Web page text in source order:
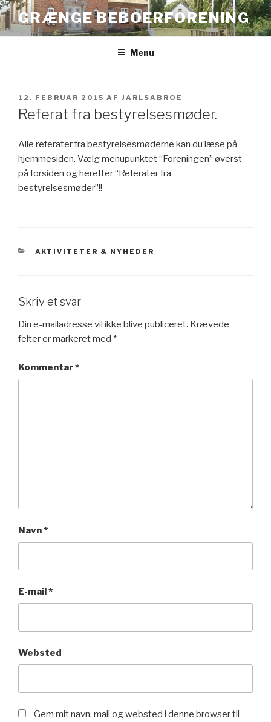
Videre
til
indhold
GRÆNGE BEBOERFORENING
Menu
UDGIVET
DEN
12. FEBRUAR 2015 AF JARLSABROE
Referat fra bestyrelsesmøder.
Alle referater fra bestyrelsesmøderne kan du læse på
hjemmesiden. Vælg menupunktet “Foreningen” øverst
på forsiden og herefter “Referater fra
bestyrelsesmøder”!!
KATEGORIER
AKTIVITETER & NYHEDER
Skriv et svar
Din e-mailadresse vil ikke blive publiceret. Krævede
felter er markeret med *
Kommentar*
Navn*
E-mail*
Websted
Gem mit navn, mail og websted i denne browser til